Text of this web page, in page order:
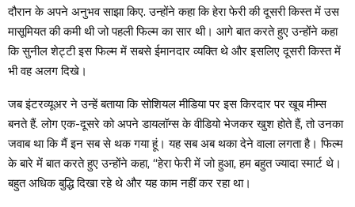
दौरान के अपने अनुभव साझा किए. उन्होंने कहा कि हेरा फेरी की दूसरी किस्त में उस
मासूमियत की कमी थी जो पहली फिल्म का सार थी। आगे बात करते हुए उन्होंने कहा
कि सुनील शेट्टी इस फिल्म में सबसे ईमानदार व्यक्ति थे और इसलिए दूसरी किस्त में
भी वह अलग दिखे।
जब इंटरव्यूअर ने उन्हें बताया कि सोशियल मीडिया पर इस किरदार पर खूब मीम्स
बनते हैं. लोग एक-दूसरे को अपने डायलॉग्स के वीडियो भेजकर खुश होते हैं, तो उनका
जवाब था कि मैं इन सब से थक गया हूं। यह सब अब थका देने वाला लगता है। फिल्म
के बारे में बात करते हुए उन्होंने कहा, “हेरा फेरी में जो हुआ, हम बहुत ज्यादा स्मार्ट थे।
बहुत अधिक बुद्धि दिखा रहे थे और यह काम नहीं कर रहा था।